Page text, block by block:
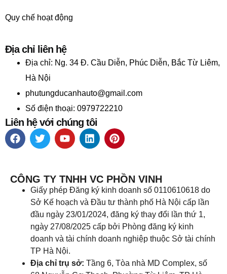
Quy chế hoạt động
Địa chỉ liên hệ
Địa chỉ: Ng. 34 Đ. Cầu Diễn, Phúc Diễn, Bắc Từ Liêm,
Hà Nội
phutungducanhauto@gmail.com
Số điện thoại: 0979722210
Liên hệ với chúng tôi
CÔNG TY TNHH VC PHỒN VINH
Giấy phép Đăng ký kinh doanh số 0110610618 do
Sở Kế hoạch và Đầu tư thành phố Hà Nội cấp lần
đầu ngày 23/01/2024, đăng ký thay đổi lần thứ 1,
ngày 27/08/2025 cấp bởi Phòng đăng ký kinh
doanh và tài chính doanh nghiệp thuộc Sở tài chính
TP Hà Nội.
Địa chỉ trụ sở: Tầng 6, Tòa nhà MD Complex, số